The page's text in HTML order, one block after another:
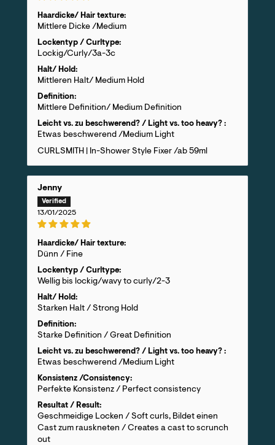
Haardicke/ Hair texture:
Mittlere Dicke /Medium
Lockentyp / Curltype:
Lockig/Curly/3a-3c
Halt/ Hold:
Mittleren Halt/ Medium Hold
Definition:
Mittlere Definition/ Medium Definition
Leicht vs. zu beschwerend? / Light vs. too heavy? :
Etwas beschwerend /Medium Light
CURLSMITH | In-Shower Style Fixer /ab 59ml
Jenny
13/01/2025
Haardicke/ Hair texture:
Dünn / Fine
Lockentyp / Curltype:
Wellig bis lockig/wavy to curly/2-3
Halt/ Hold:
Starken Halt / Strong Hold
Definition:
Starke Definition / Great Definition
Leicht vs. zu beschwerend? / Light vs. too heavy? :
Etwas beschwerend /Medium Light
Konsistenz /Consistency:
Perfekte Konsistenz / Perfect consistency
Resultat / Result:
Geschmeidige Locken / Soft curls, Bildet einen
Cast zum rauskneten / Creates a cast to scrunch
out